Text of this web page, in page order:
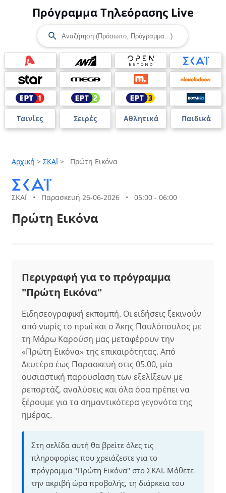
Πρόγραμμα Τηλεόρασης Live
Ταινίες Σειρές Αθλητικά Παιδικά
Αρχική > ΣΚΑΪ > Πρώτη Εικόνα
ΣΚΑΪ • Παρασκευή 26-06-2026 • 05:00 - 06:00
Πρώτη Εικόνα
Περιγραφή για το πρόγραμμα
"Πρώτη Εικόνα"
Ειδησεογραφική εκπομπή. Οι ειδήσεις ξεκινούν
από νωρίς το πρωί και ο Άκης Παυλόπουλος με
τη Μάρω Καρούση μας μεταφέρουν την
«Πρώτη Εικόνα» της επικαιρότητας. Από
Δευτέρα έως Παρασκευή στις 05.00, μία
ουσιαστική παρουσίαση των εξελίξεων με
ρεπορτάζ, αναλύσεις και όλα όσα πρέπει να
ξέρουμε για τα σημαντικότερα γεγονότα της
ημέρας.
Στη σελίδα αυτή θα βρείτε όλες τις
πληροφορίες που χρειάζεστε για το
πρόγραμμα "Πρώτη Εικόνα" στο ΣΚΑΪ. Μάθετε
την ακριβή ώρα προβολής, τη διάρκεια του